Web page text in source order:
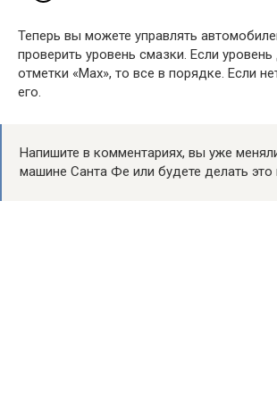
Теперь вы можете управлять
проверить уровень смазки. Если уровень
отметки «Max», то все в порядке. Если
его.
Напишите в комментариях, вы уже
машине Санта Фе или будете делать это